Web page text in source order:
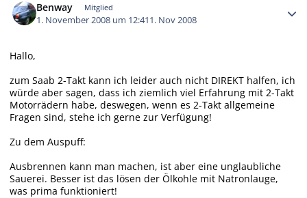
Benway Mitglied
1. November 2008 um 12:411. Nov 2008
Hallo,
zum Saab 2-Takt kann ich leider auch nicht DIREKT halfen, ich
würde aber sagen, dass ich ziemlich viel Erfahrung mit 2-Takt
Motorrädern habe, deswegen, wenn es 2-Takt allgemeine
Fragen sind, stehe ich gerne zur Verfügung!
Zu dem Auspuff:
Ausbrennen kann man machen, ist aber eine unglaubliche
Sauerei. Besser ist das lösen der Ölkohle mit Natronlauge,
was prima funktioniert!